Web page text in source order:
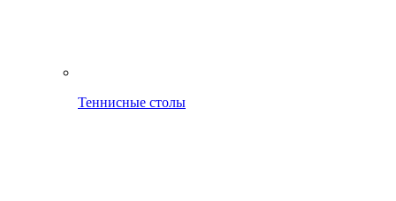
Теннисные столы